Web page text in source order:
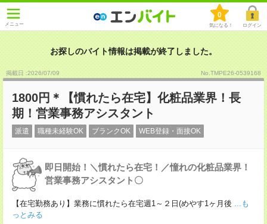
メニュー
0
気になる！ ログイン
お探しのバイト情報は掲載が終了しました。
掲載日 :2026/07/09 No.TMPE26-0539168
1800円＊【慣れたら在宅】化粧品業界！長
期！営業事務アシスタント
派遣 職種未経験OK ブランクOK WEB登録・面接OK
即日開始！＼慣れたら在宅！／憧れの化粧品業界！
営業事務アシスタント〇
【在宅勤務あり】業務に慣れたら在宅週1～２日(めやす1ヶ月後 ...も
っとみる